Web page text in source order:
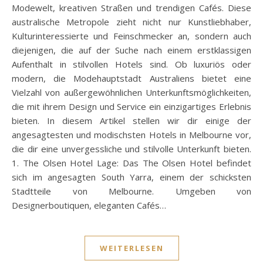
Modewelt, kreativen Straßen und trendigen Cafés. Diese
australische Metropole zieht nicht nur Kunstliebhaber,
Kulturinteressierte und Feinschmecker an, sondern auch
diejenigen, die auf der Suche nach einem erstklassigen
Aufenthalt in stilvollen Hotels sind. Ob luxuriös oder
modern, die Modehauptstadt Australiens bietet eine
Vielzahl von außergewöhnlichen Unterkunftsmöglichkeiten,
die mit ihrem Design und Service ein einzigartiges Erlebnis
bieten. In diesem Artikel stellen wir dir einige der
angesagtesten und modischsten Hotels in Melbourne vor,
die dir eine unvergessliche und stilvolle Unterkunft bieten.
1. The Olsen Hotel Lage: Das The Olsen Hotel befindet
sich im angesagten South Yarra, einem der schicksten
Stadtteile von Melbourne. Umgeben von
Designerboutiquen, eleganten Cafés…
WEITERLESEN